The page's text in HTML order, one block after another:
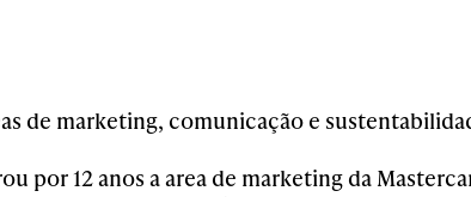
de marketing, comunicação e
por 12 anos aarea de marketing da